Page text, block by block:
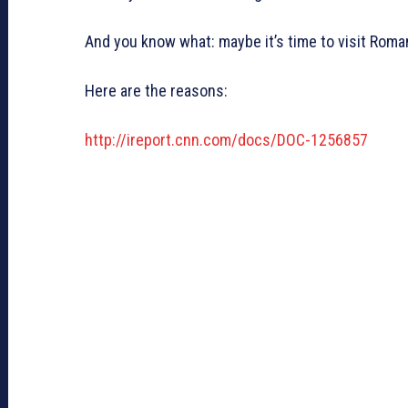
And you know what: maybe it’s time to visit
Here are the reasons:
http://ireport.cnn.com/docs/DOC-1256857